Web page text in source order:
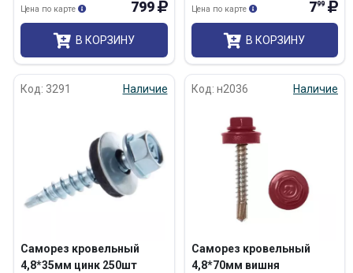
799
Цена по карте
В КОРЗИНУ
799
Цена по карте
В КОРЗИНУ
Код: 3291 Наличие
Саморез кровельный
4,8*35мм цинк 250шт
Код: н2036 Наличие
Саморез кровельный
4,8*70мм вишня